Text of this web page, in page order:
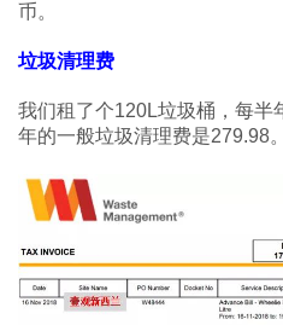
币。
垃圾清理费
我们租了个120L垃圾桶，每半
年的一般垃圾清理费是279.98。